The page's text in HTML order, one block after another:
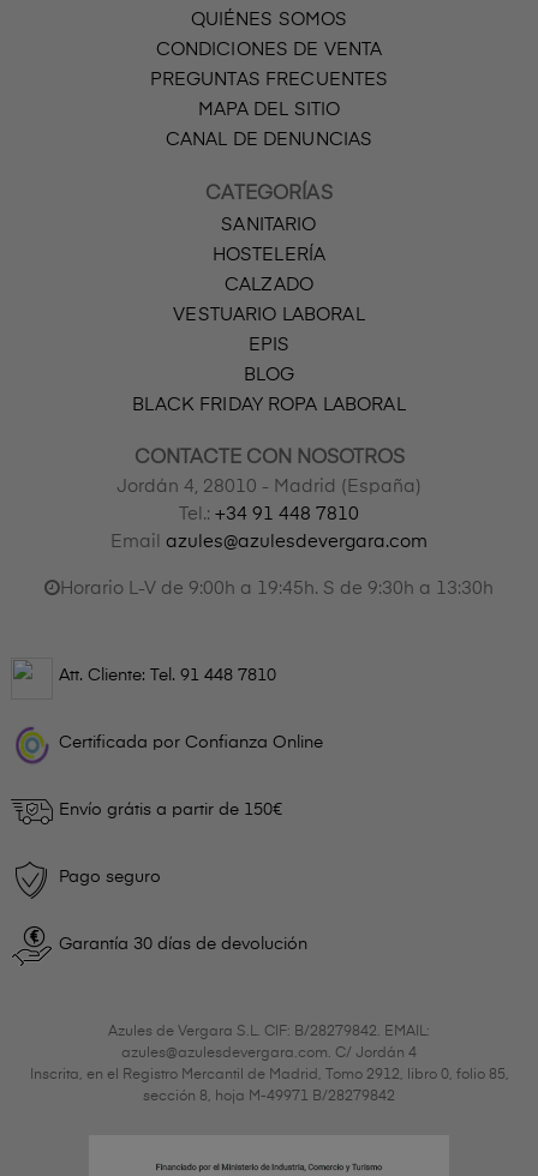
QUIÉNES SOMOS
CONDICIONES DE VENTA
PREGUNTAS FRECUENTES
MAPA DEL SITIO
CANAL DE DENUNCIAS
CATEGORÍAS
SANITARIO
HOSTELERÍA
CALZADO
VESTUARIO LABORAL
EPIS
BLOG
BLACK FRIDAY ROPA LABORAL
CONTACTE CON NOSOTROS
Jordán 4, 28010 - Madrid (España)
Tel.: +34 91 448 7810
Email azules@azulesdevergara.com
Horario L-V de 9:00h a 19:45h. S de 9:30h a 13:30h
Att. Cliente: Tel. 91 448 7810
Certificada por Confianza Online
Envío grátis a partir de 150€
Pago seguro
Garantía 30 días de devolución
Azules de Vergara S.L. CIF: B/28279842. EMAIL:
azules@azulesdevergara.com. C/ Jordán 4
Inscrita, en el Registro Mercantil de Madrid, Tomo 2912, libro 0, folio 85,
sección 8, hoja M-49971 B/28279842